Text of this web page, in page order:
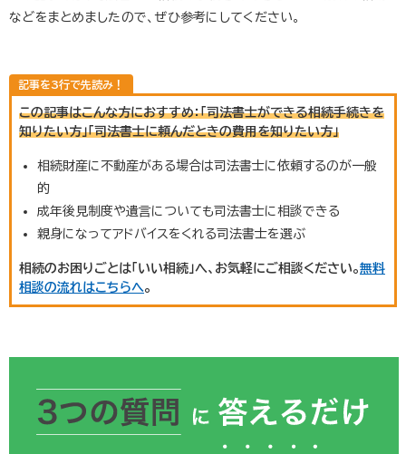
などをまとめましたので、ぜひ参考にしてください。
この記事はこんな方におすすめ：「司法書士ができる相続手続きを
知りたい方」「司法書士に頼んだときの費用を知りたい方」
相続財産に不動産がある場合は司法書士に依頼するのが一般
的
成年後見制度や遺言についても司法書士に相談できる
親身になってアドバイスをくれる司法書士を選ぶ
相続のお困りごとは「いい相続」へ、お気軽にご相談ください。無料
相談の流れはこちらへ。